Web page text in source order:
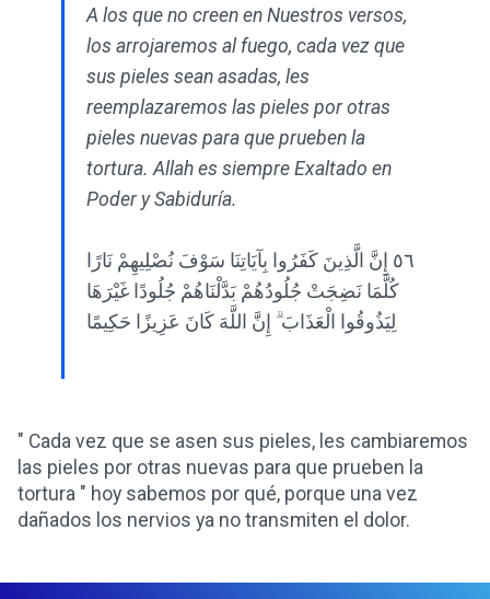
A los que no creen en Nuestros versos,
los arrojaremos al fuego, cada vez que
sus pieles sean asadas, les
reemplazaremos las pieles por otras
pieles nuevas para que prueben la
tortura. Allah es siempre Exaltado en
Poder y Sabiduría.
٥٦ إِنَّ الَّذِينَ كَفَرُوا بِآيَاتِنَا سَوْفَ نُصْلِيهِمْ نَارًا
كُلَّمَا نَضِجَتْ جُلُودُهُمْ بَدَّلْنَاهُمْ جُلُودًا غَيْرَهَا
لِيَذُوقُوا الْعَذَابَ ۗ إِنَّ اللَّهَ كَانَ عَزِيزًا حَكِيمًا
" Cada vez que se asen sus pieles, les cambiaremos
las pieles por otras nuevas para que prueben la
tortura " hoy sabemos por qué, porque una vez
dañados los nervios ya no transmiten el dolor.